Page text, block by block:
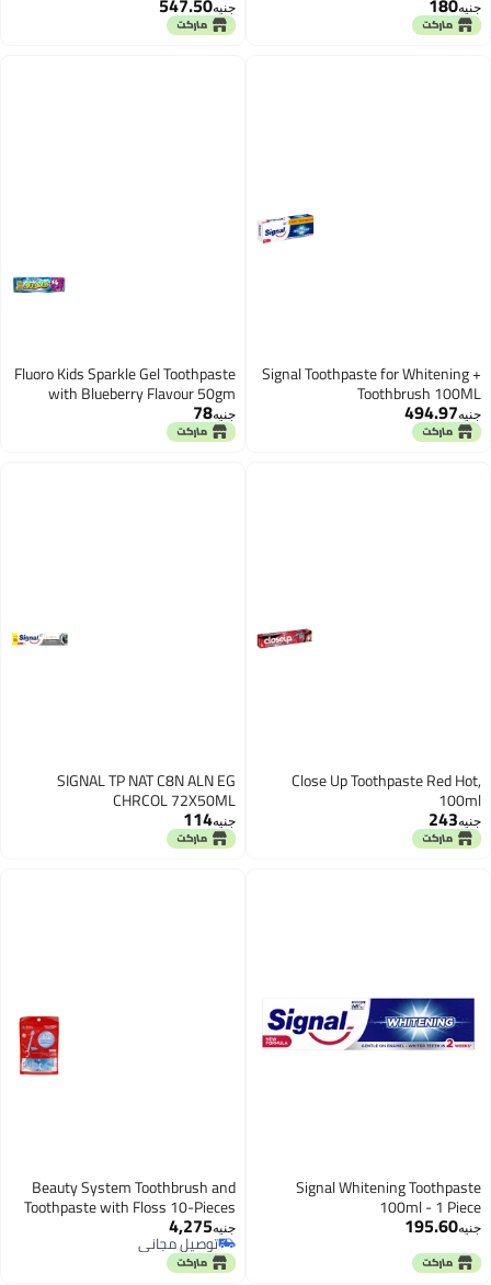
18H Protection Toothpaste 75ml
جنيه Activated Charcoal 140ml
جنيه
Signal Toothpaste for Whitening +
Toothbrush 100ML
جنيه494.97
Fluoro Kids Sparkle Gel Toothpaste
with Blueberry Flavour 50gm
جنيه78
Close Up Toothpaste Red Hot,
100ml
جنيه243
SIGNAL TP NAT C8N ALN EG
CHRCOL 72X50ML
جنيه114
Signal Whitening Toothpaste
100ml - 1 Piece
جنيه195.60
Beauty System Toothbrush and
Toothpaste with Floss 10-Pieces
20 g
جنيه4,275
توصيل مجاني
توصيل مجاني